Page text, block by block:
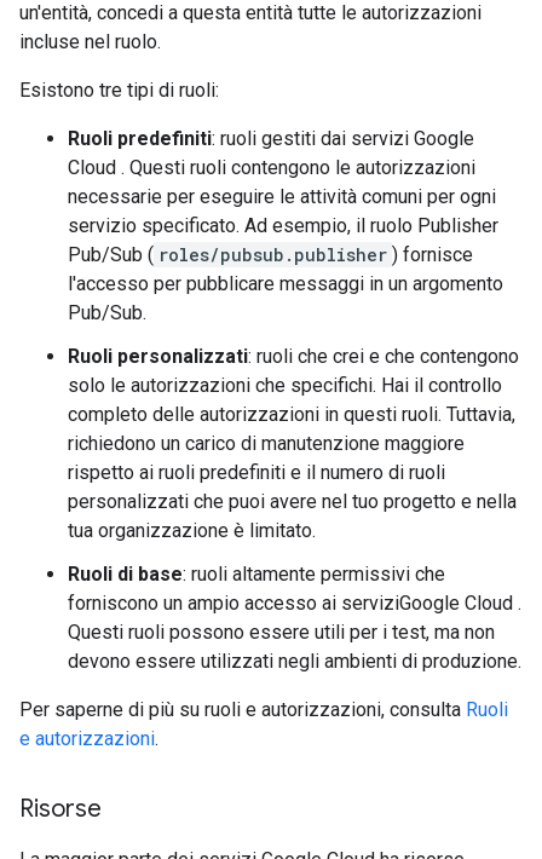
un'entità, concedi a questa entità tutte le autorizzazioni
incluse nel ruolo.
Esistono tre tipi di ruoli:
Ruoli predefiniti: ruoli gestiti dai servizi Google
Cloud . Questi ruoli contengono le autorizzazioni
necessarie per eseguire le attività comuni per ogni
servizio specificato. Ad esempio, il ruolo Publisher
Pub/Sub ( roles/pubsub.publisher ) fornisce
l'accesso per pubblicare messaggi in un argomento
Pub/Sub.
Ruoli personalizzati: ruoli che crei e che contengono
solo le autorizzazioni che specifichi. Hai il controllo
completo delle autorizzazioni in questi ruoli. Tuttavia,
richiedono un carico di manutenzione maggiore
rispetto ai ruoli predefiniti e il numero di ruoli
personalizzati che puoi avere nel tuo progetto e nella
tua organizzazione è limitato.
Ruoli di base: ruoli altamente permissivi che
forniscono un ampio accesso ai serviziGoogle Cloud .
Questi ruoli possono essere utili per i test, ma non
devono essere utilizzati negli ambienti di produzione.
Per saperne di più su ruoli e autorizzazioni, consulta Ruoli
e autorizzazioni.
Risorse